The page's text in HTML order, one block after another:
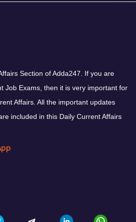
Section of Adda247. If you are
Job Exams, then it is very important for
Affairs. All the important updates
included in this Daily Current Affairs